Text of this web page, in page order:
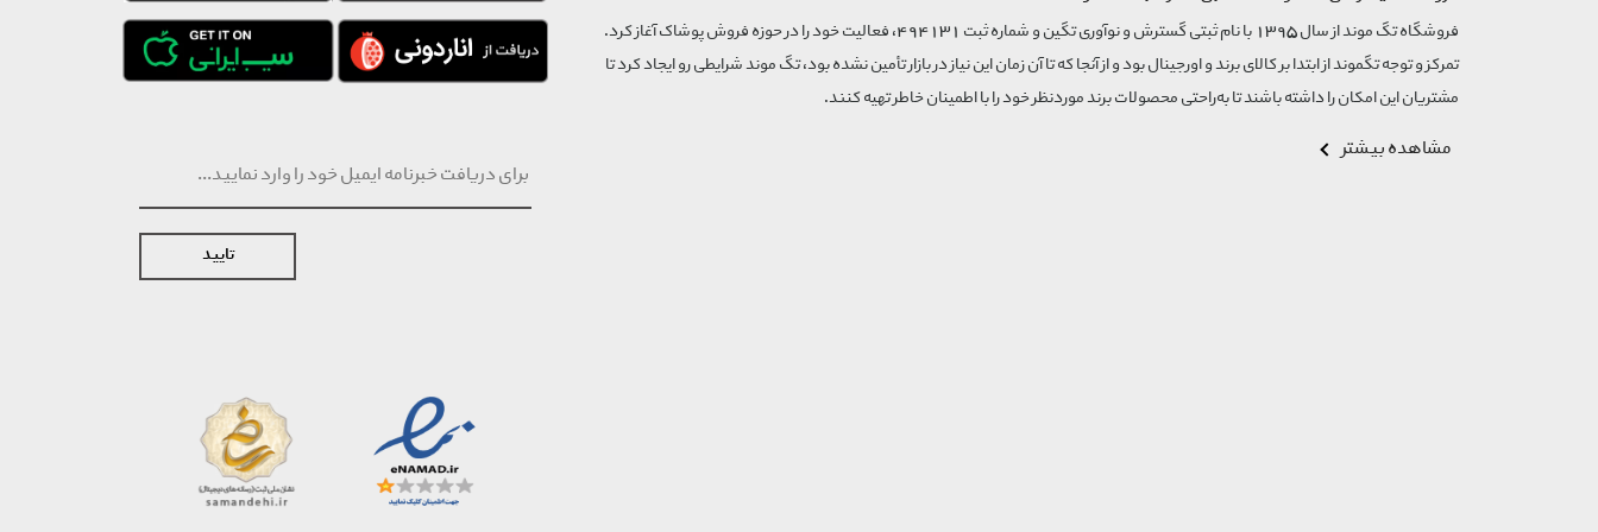
تایید
فروشگاه تگ موند از سال 1395 با نام ثبتی گسترش و نوآوری تگین و شماره ثبت 494131، فعالیت خود را در حوزه فروش پوشاک آغاز کرد.
تمرکز و توجه تگموند از ابتدا بر کالای برند و اورجینال بود و از آنجا که تا آن زمان این نیاز در بازار تأمین نشده بود، تگ موند شرایطی رو ایجاد کرد تا
مشتریان این امکان را داشته باشند تا به‌راحتی محصولات برند مورد‌نظر خود را با اطمینان خاطر تهیه کنند.
مشاهده بیشتر